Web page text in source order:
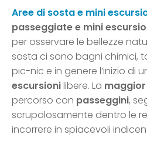
Aree di sosta e mini
passeggiate e mini
per osservare le bellezze
sosta ci sono bagni chimici,
pic-nic e in genere l’inizio di
escursionilibere. La
percorso con passeggini,
scrupolosamente dentro le
incorrere in spiacevoli